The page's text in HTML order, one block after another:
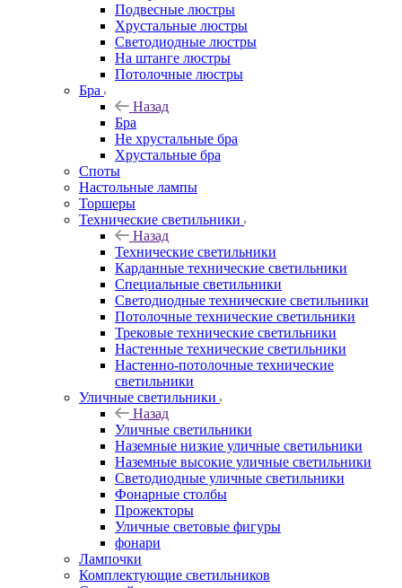
Подвесные люстры
Хрустальные люстры
Светодиодные люстры
На штанге люстры
Потолочные люстры
Бра
Назад
Бра
Не хрустальные бра
Хрустальные бра
Споты
Настольные лампы
Торшеры
Технические светильники
Назад
Технические светильники
Карданные технические светильники
Специальные светильники
Светодиодные технические светильники
Потолочные технические светильники
Трековые технические светильники
Настенные технические светильники
Настенно-потолочные технические
светильники
Уличные светильники
Назад
Уличные светильники
Наземные низкие уличные светильники
Наземные высокие уличные светильники
Светодиодные уличные светильники
Фонарные столбы
Прожекторы
Уличные световые фигуры
фонари
Лампочки
Комплектующие светильников